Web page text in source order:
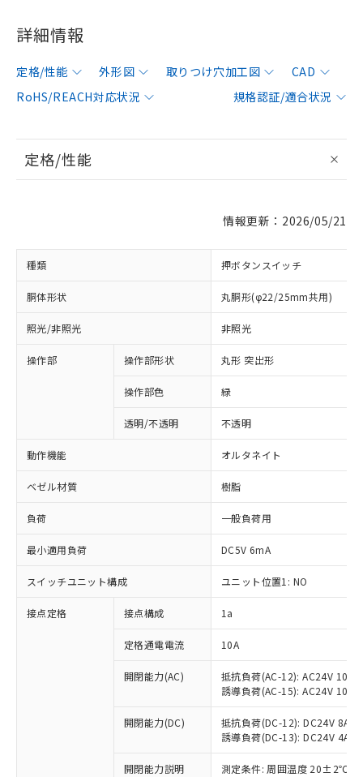
詳細情報
定格/性能 外形図 取りつけ穴加工図
CAD
RoHS/REACH対応状況
規格認証/適合状況
定格/性能
情報更新：2026/05/21
種類 押ボタンスイッチ
胴体形状 丸胴形(φ22/25mm共用)
照光/非照光 非照光
操作部 操作部形状 丸形 突出形
操作部色 緑
透明/不透明 不透明
動作機能 オルタネイト
ベゼル材質 樹脂
負荷 一般負荷用
最小適用負荷 DC5V 6mA
スイッチユニット構成 ユニット位置1: NO
接点定格 接点構成 1a
定格通電電流 10A
開閉能力(AC)
抵抗負荷(AC-12): AC24V 10A/
誘導負荷(AC-15): AC24V
開閉能力(DC)
抵抗負荷(DC-12): DC24V 8A/
誘導負荷(DC-13): DC24V 4A/
開閉能力説明 測定条件: 周囲温度 20±2℃、
※1 対応状況
対応済み：EU RoHS指令（10物質）の
非含有に対応した製品が提供可能な商品で
対応予定：EU RoHS指令（10物質）の非含
有に対応した製品に切り替える予定のある